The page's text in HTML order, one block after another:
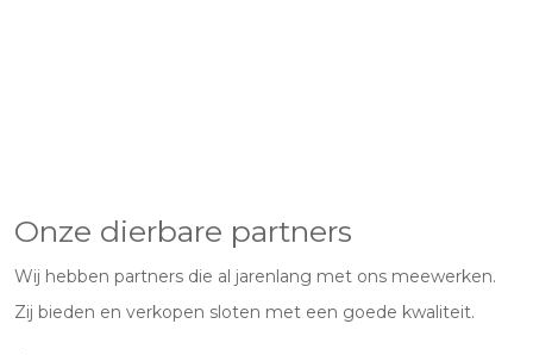
Onze dierbare partners
Wij hebben partners die al jarenlang met ons meewerken.
Zij bieden en verkopen sloten met een goede kwaliteit.